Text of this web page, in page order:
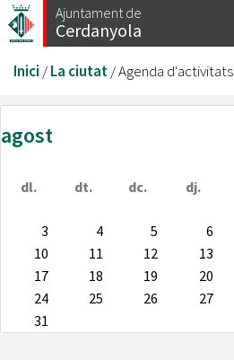
Vés
al
Ajuntament de
Cerdanyola
Esteu
aquí
Inici /La ciutat/Agenda d'activitats
agost
dl. dt. dc. dj.
3
4 5 6
10
11 12 13
17
18 19 20
24
25 26 27
31